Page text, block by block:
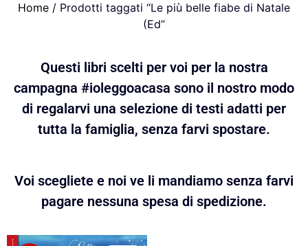
Home / Prodotti taggati “Le più belle fiabe di Natale
(Ed”
Questi libri scelti per voi per la nostra
campagna #ioleggoacasa sono il nostro modo
di regalarvi una selezione di testi adatti per
tutta la famiglia, senza farvi spostare.
Voi scegliete e noi ve li mandiamo senza farvi
pagare nessuna spesa di spedizione.